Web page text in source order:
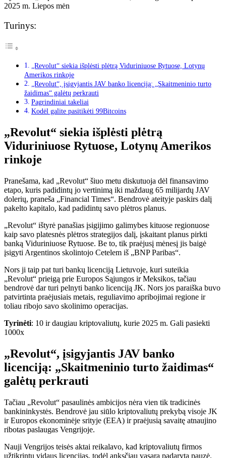
2025 m. Liepos mėn
Turinys:
„Revolut“ siekia išplėsti plėtrą Viduriniuose Rytuose, Lotynų
Amerikos rinkoje
„Revolut“, įsigyjantis JAV banko licenciją: „Skaitmeninio turto
žaidimas“ galėtų perkrauti
Pagrindiniai takeliai
Kodėl galite pasitikėti 99Bitcoins
„Revolut“ siekia išplėsti plėtrą
Viduriniuose Rytuose, Lotynų Amerikos
rinkoje
Pranešama, kad „Revolut“ šiuo metu diskutuoja dėl finansavimo
etapo, kuris padidintų jo vertinimą iki maždaug 65 milijardų JAV
dolerių, praneša „Financial Times“. Bendrovė ateityje paskirs dalį
pakelto kapitalo, kad padidintų savo plėtros planus.
„Revolut“ ištyrė panašias įsigijimo galimybes kituose regionuose
kaip savo platesnės plėtros strategijos dalį, įskaitant planus pirkti
banką Viduriniuose Rytuose. Be to, tik praėjusį mėnesį jis baigė
įsigyti Argentinos skolintojo Cetelem iš „BNP Paribas“.
Nors ji taip pat turi bankų licenciją Lietuvoje, kuri suteikia
„Revolut“ prieigą prie Europos Sąjungos ir Meksikos, tačiau
bendrovė dar turi pelnyti banko licenciją JK. Nors jos paraiška buvo
patvirtinta praėjusiais metais, reguliavimo apribojimai regione ir
toliau ribojo savo skolinimo operacijas.
Tyrinėti: 10 ir daugiau kriptovaliutų, kurie 2025 m. Gali pasiekti
1000x
„Revolut“, įsigyjantis JAV banko
licenciją: „Skaitmeninio turto žaidimas“
galėtų perkrauti
Tačiau „Revolut“ pasaulinės ambicijos nėra vien tik tradicinės
bankininkystės. Bendrovė jau siūlo kriptovaliutų prekybą visoje JK
ir Europos ekonominėje srityje (EEA) ir praėjusią savaitę atnaujino
ribotas paslaugas Vengrijoje.
Nauji Vengrijos teisės aktai reikalavo, kad kriptovaliutų firmos
užtikrintų vidaus licencijas, todėl anksčiau vasarą padaryta pauzė.